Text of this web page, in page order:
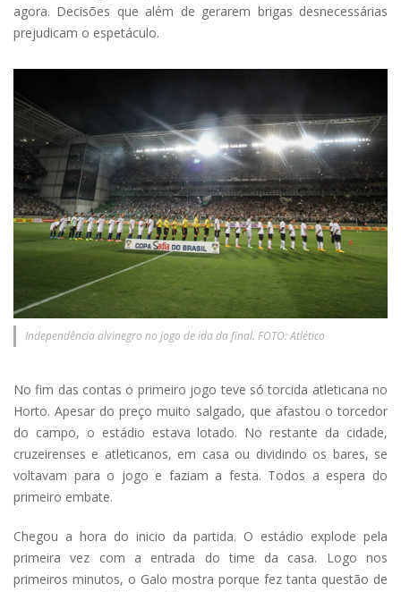
agora. Decisões que além de gerarem brigas desnecessárias
prejudicam o espetáculo.
Independência alvinegro no jogo de ida da final. FOTO: Atlético
No fim das contas o primeiro jogo teve só torcida atleticana no
Horto. Apesar do preço muito salgado, que afastou o torcedor
do campo, o estádio estava lotado. No restante da cidade,
cruzeirenses e atleticanos, em casa ou dividindo os bares, se
voltavam para o jogo e faziam a festa. Todos a espera do
primeiro embate.
Chegou a hora do inicio da partida. O estádio explode pela
primeira vez com a entrada do time da casa. Logo nos
primeiros minutos, o Galo mostra porque fez tanta questão de